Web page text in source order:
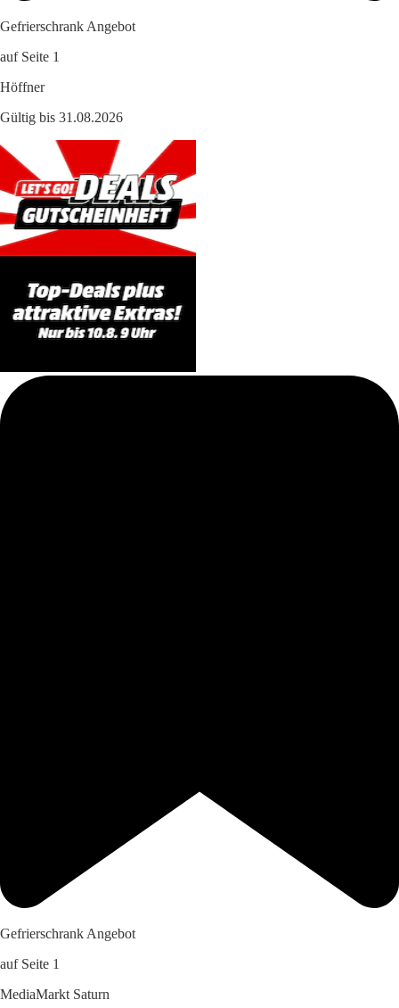
Gefrierschrank Angebot
auf Seite 1
Höffner
Gültig bis 31.08.2026
Gefrierschrank Angebot
auf Seite 1
MediaMarkt Saturn